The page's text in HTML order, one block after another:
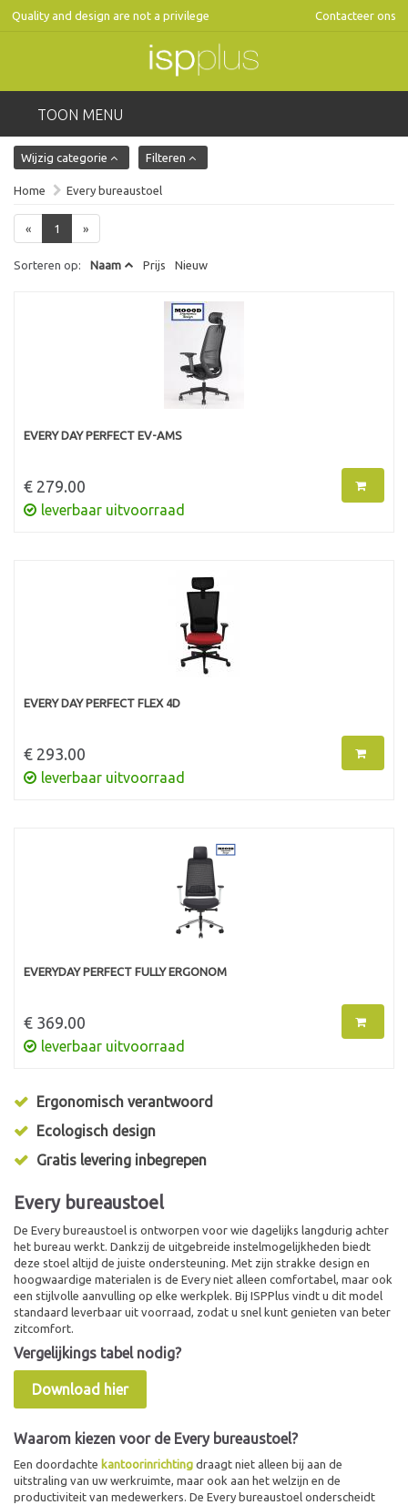
Quality and design are not a privilege Contacteer ons
TOON MENU
Wijzig categorie Filteren
Home Every bureaustoel
« 1 »
Sorteren op: Naam Prijs Nieuw
EVERY DAY PERFECT EV-AMS
€ 279.00
leverbaar uitvoorraad
EVERY DAY PERFECT FLEX 4D
€ 293.00
leverbaar uitvoorraad
EVERYDAY PERFECT FULLY ERGONOM
€ 369.00
leverbaar uitvoorraad
Ergonomisch verantwoord
Ecologisch design
Gratis levering inbegrepen
Every bureaustoel
De Every bureaustoel is ontworpen voor wie dagelijks langdurig achter
het bureau werkt. Dankzij de uitgebreide instelmogelijkheden biedt
deze stoel altijd de juiste ondersteuning. Met zijn strakke design en
hoogwaardige materialen is de Every niet alleen comfortabel, maar ook
een stijlvolle aanvulling op elke werkplek. Bij ISPPlus vindt u dit model
standaard leverbaar uit voorraad, zodat u snel kunt genieten van beter
zitcomfort.
Vergelijkings tabel nodig?
Download hier
Waarom kiezen voor de Every bureaustoel?
Een doordachte kantoorinrichting draagt niet alleen bij aan de
uitstraling van uw werkruimte, maar ook aan het welzijn en de
productiviteit van medewerkers. De Every bureaustoel onderscheidt